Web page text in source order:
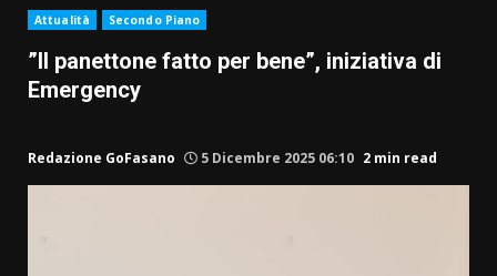
Attualità Secondo Piano
”Il panettone fatto per bene”, iniziativa di
Emergency
Redazione GoFasano 5 Dicembre 2025 06:10 2 min read